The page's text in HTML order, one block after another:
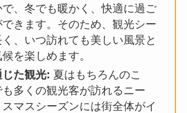
、冬でも暖かく、快適に過ご
きます。そのため、観光シー
、いつ訪れても美しい風景と
を楽しめます。
じた観光: 夏はもちろんのこ
も多くの観光客が訪れるニー
スマスシーズンには街全体がイ